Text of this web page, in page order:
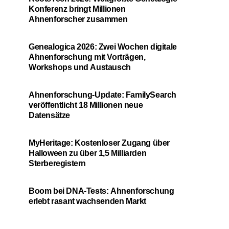
Konferenz bringt Millionen
Ahnenforscher zusammen
Genealogica 2026: Zwei Wochen digitale
Ahnenforschung mit Vorträgen,
Workshops und Austausch
Ahnenforschung-Update: FamilySearch
veröffentlicht 18 Millionen neue
Datensätze
MyHeritage: Kostenloser Zugang über
Halloween zu über 1,5 Milliarden
Sterberegistern
Boom bei DNA-Tests: Ahnenforschung
erlebt rasant wachsenden Markt